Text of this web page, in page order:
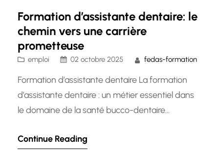
Formation d’assistante dentaire: le
chemin vers une carrière
prometteuse
emploi 02 octobre 2025 fedas-formation
Formation d’assistante dentaire La formation
d’assistante dentaire : un métier essentiel dans
le domaine de la santé bucco-dentaire
bon fonctionnement d’un cabinet dentaire. En
Continue Reading